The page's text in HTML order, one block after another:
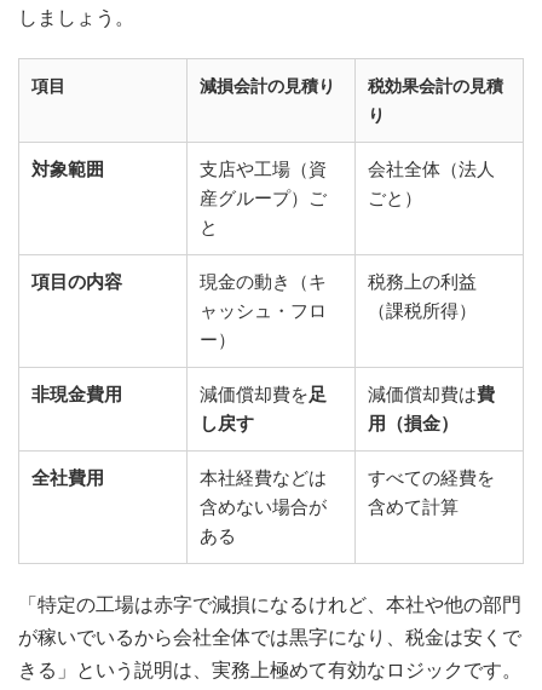
しましょう。
項目 減損会計の見積り
税効果会計の見積
り
対象範囲
支店や工場（資
産グループ）ご
と
会社全体（法人
ごと）
項目の内容
現金の動き（キ
ャッシュ・フロ
ー）
税務上の利益
（課税所得）
非現金費用 減価償却費を足
し戻す
減価償却費は費
用（損金）
全社費用
本社経費などは
含めない場合が
ある
すべての経費を
含めて計算
「特定の工場は赤字で減損になるけれど、本社や他の部門
が稼いでいるから会社全体では黒字になり、税金は安くで
きる」という説明は、実務上極めて有効なロジックです。